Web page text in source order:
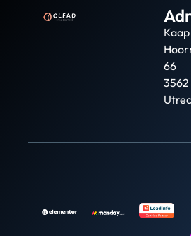
Kaap
66
3562